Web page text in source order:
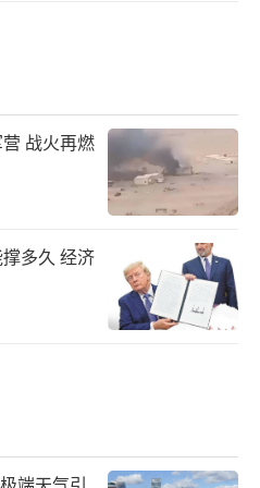
战火再燃
多久 经济